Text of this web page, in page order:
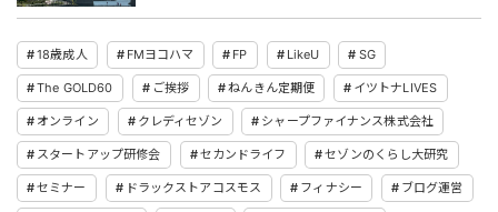
18歳成人 FMヨコハマ FP LikeU SG
The GOLD60 ご挨拶 ねんきん定期便 イツトナLIVES
オンライン クレディセゾン シャープファイナンス株式会社
スタートアップ研修会 セカンドライフ セゾンのくらし大研究
セミナー ドラックストアコスモス フィナシー ブログ運営